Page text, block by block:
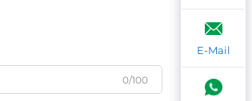
E-Mail
0/100